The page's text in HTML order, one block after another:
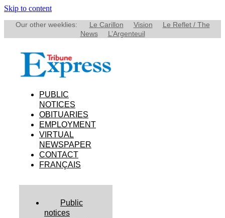
Skip to content
Our other weeklies: Le Carillon Vision
Le Reflet / The
News
L’Argenteuil
PUBLIC
NOTICES
OBITUARIES
EMPLOYMENT
VIRTUAL
NEWSPAPER
CONTACT
FRANÇAIS
Public
notices